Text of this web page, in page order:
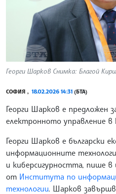
Георги Шарков Снимка: Благой
СОФИЯ , 18.02.2026 14:31 (БТА)
Георги Шарков е предложен
електронното управление в
Георги Шарков е български
информационните
и киберсигурността, пише в
от Института по
технологии. Шарков